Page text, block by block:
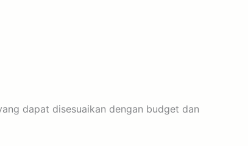
dapat disesuaikan dengan budget dan